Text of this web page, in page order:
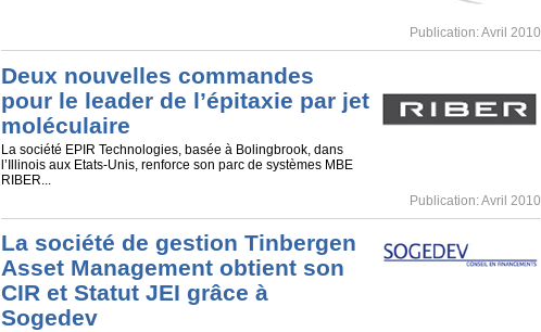
Publication: Avril 2010
Deux nouvelles commandes
pour le leader de l’épitaxie par jet
moléculaire
La société EPIR Technologies, basée à Bolingbrook, dans
l’Illinois aux Etats-Unis, renforce son parc de systèmes MBE
RIBER...
Publication: Avril 2010
La société de gestion Tinbergen
Asset Management obtient son
CIR et Statut JEI grâce à
Sogedev